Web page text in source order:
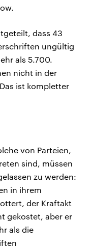
dass 43
ungültig
als 5.700.
nicht in der
ist kompletter
von Parteien,
sind, müssen
zu werden:
in ihrem
der Kraftakt
gekostet, aber er
als die